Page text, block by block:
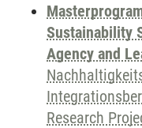
Sustainability
Agency and
Research